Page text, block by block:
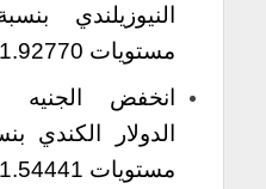
مستويات 1.92770.
انخفض الجنيه
مستويات 1.54441.